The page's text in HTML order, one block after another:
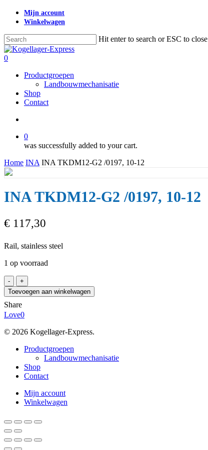
Skip
content
Mijn account
Winkelwagen
Hit enter to search or ESC to close
Close
Search
search
0
Productgroepen
Landbouwmechanisatie
Shop
Contact
0
was successfully added to your cart.
Home INA INA TKDM12-G2 /0197, 10-12
INA TKDM12-G2 /0197, 10-12
€ 117,30
Rail, stainless steel
1 op voorraad
INA
TKDM12-
G2
/0197,
10-
aantal
Toevoegen aan winkelwagen
Share
Love0
© 2026 Kogellager-Express.
Close
Productgroepen
Landbouwmechanisatie
Shop
Contact
Mijn account
Winkelwagen